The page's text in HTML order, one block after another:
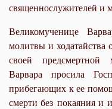
священнослужителей и
Великомученице
молитвы и ходатайства
своей предсмертной
Варвара просила
прибегающих к ее
смерти без покаяния и